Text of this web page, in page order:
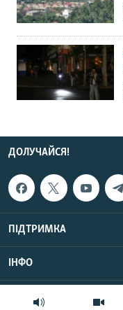
ДОЛУЧАЙСЯ!
ПІДТРИМКА
ІНФО
©